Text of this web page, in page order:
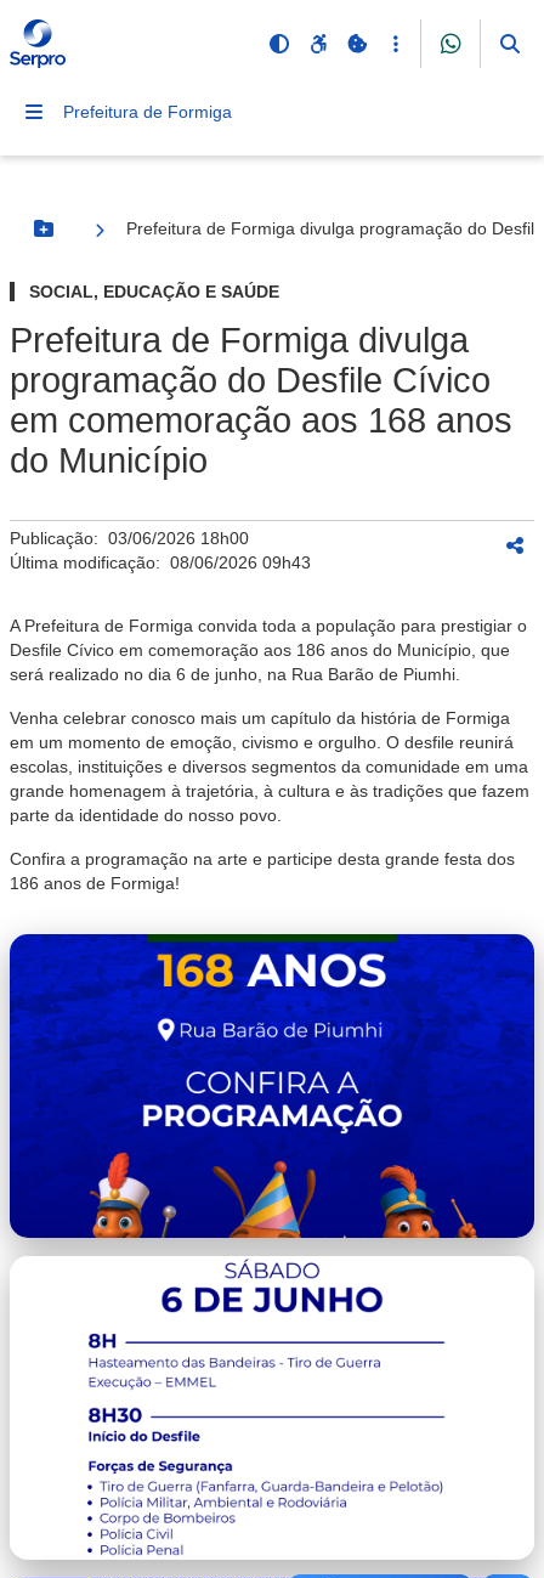
Prefeitura de Formiga
Botão Menu
Prefeitura de Formiga divulga programação do
SOCIAL, EDUCAÇÃO E SAÚDE
Prefeitura de Formiga divulga
programação do Desfile Cívico
em comemoração aos 168 anos
do Município
Publicação: 03/06/2026 18h00
Última modificação: 08/06/2026 09h43
A Prefeitura de Formiga convida toda a população para prestigiar o
Desfile Cívico em comemoração aos 186 anos do Município, que
será realizado no dia 6 de junho, na Rua Barão de Piumhi.
Venha celebrar conosco mais um capítulo da história de Formiga
em um momento de emoção, civismo e orgulho. O desfile reunirá
escolas, instituições e diversos segmentos da comunidade em uma
grande homenagem à trajetória, à cultura e às tradições que fazem
parte da identidade do nosso povo.
Confira a programação na arte e participe desta grande festa dos
186 anos de Formiga!